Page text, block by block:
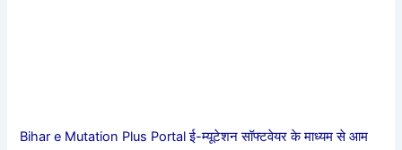
Bihar e Mutation Plus Portal ई-म्यूटेशन सॉफ्टवेयर के माध्यम से आम